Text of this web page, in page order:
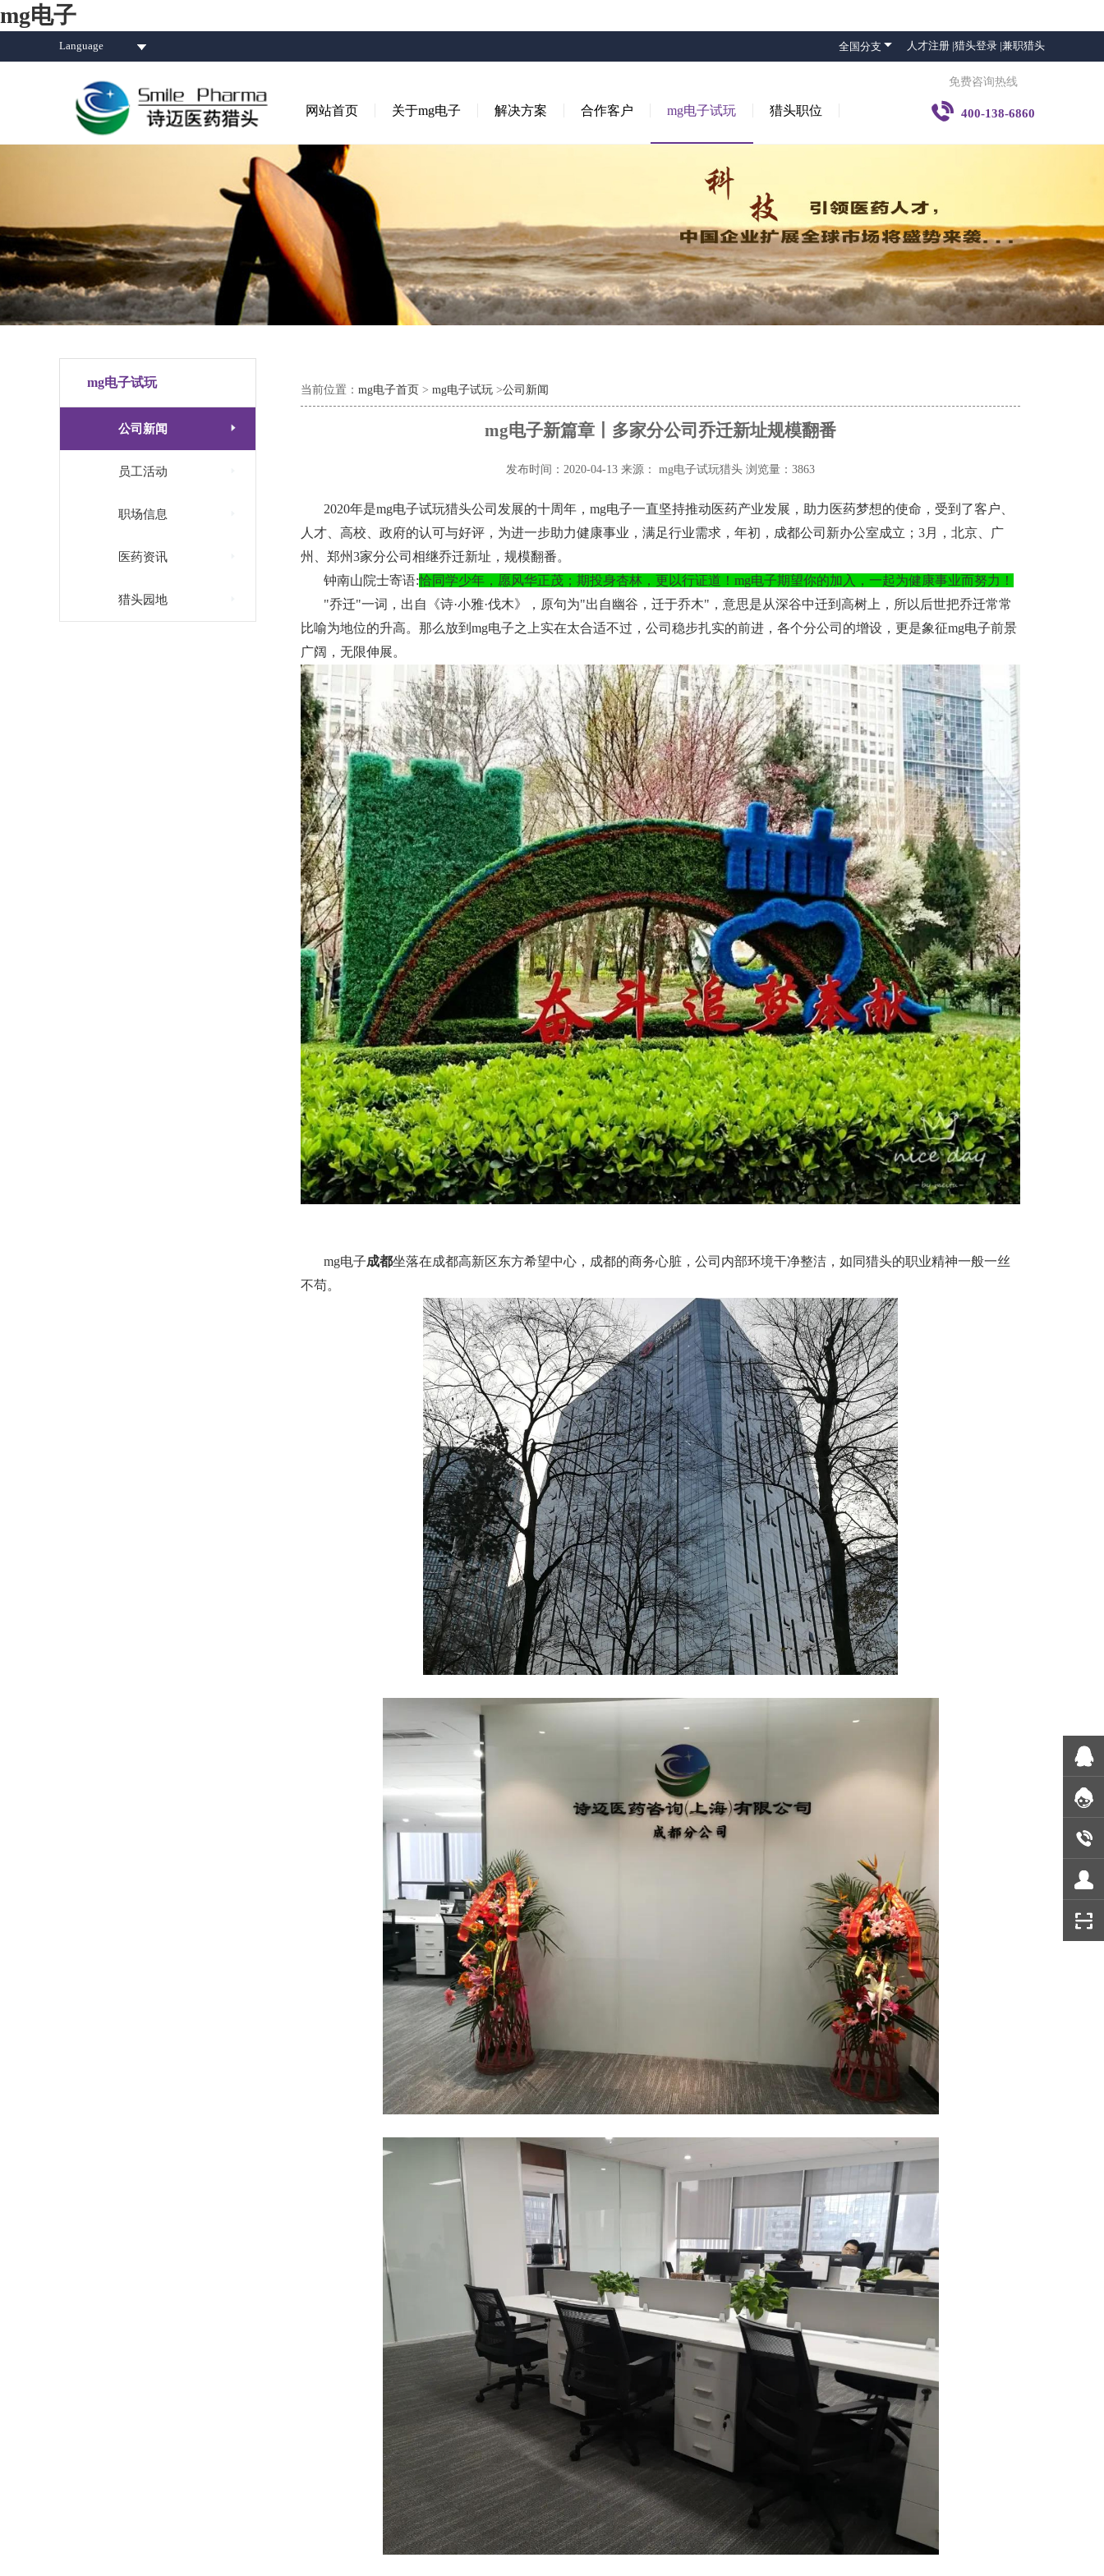
mg电子
Language 全国分支  人才注册 |猎头登录 |兼职猎头
网站首页 关于mg电子 解决方案 合作客户 mg电子试玩 猎头职位
免费咨询热线
 400-138-6860
mg电子试玩
公司新闻 
员工活动
职场信息
医药资讯
猎头园地
当前位置： mg电子首页 > mg电子试玩 >公司新闻
mg电子新篇章丨多家分公司乔迁新址规模翻番
发布时间：2020-04-13 来源： mg电子试玩猎头 浏览量：3863
2020年是mg电子试玩猎头公司发展的十周年，mg电子一直坚持推动医药产业发展，助力医药梦想的使命，受到了客户、
人才、高校、政府的认可与好评，为进一步助力健康事业，满足行业需求，年初，成都公司新办公室成立；3月，北京、广
州、郑州3家分公司相继乔迁新址，规模翻番。
钟南山院士寄语:恰同学少年，愿风华正茂；期投身杏林，更以行证道！mg电子期望你的加入，一起为健康事业而努力！
"乔迁"一词，出自《诗·小雅·伐木》，原句为"出自幽谷，迁于乔木"，意思是从深谷中迁到高树上，所以后世把乔迁常常
比喻为地位的升高。那么放到mg电子之上实在太合适不过，公司稳步扎实的前进，各个分公司的增设，更是象征mg电子前景
广阔，无限伸展。
mg电子成都坐落在成都高新区东方希望中心，成都的商务心脏，公司内部环境干净整洁，如同猎头的职业精神一般一丝
不苟。